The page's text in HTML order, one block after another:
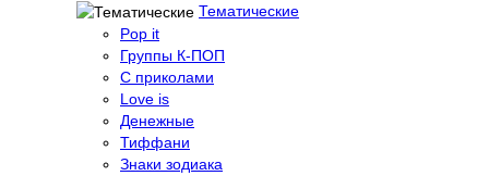
Тематические
Pop it
Группы К-ПОП
С приколами
Love is
Денежные
Тиффани
Знаки зодиака